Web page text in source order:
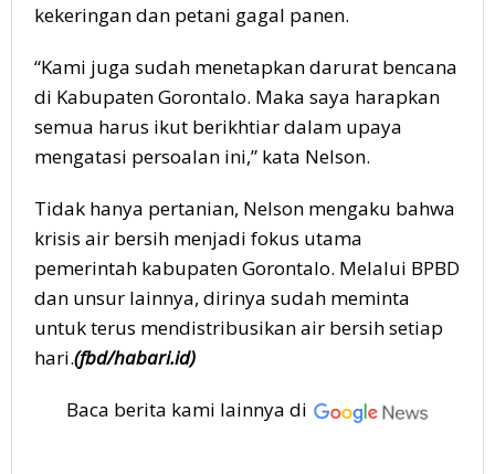
kekeringan dan petani gagal panen.
“Kami juga sudah menetapkan darurat bencana
di Kabupaten Gorontalo. Maka saya harapkan
semua harus ikut berikhtiar dalam upaya
mengatasi persoalan ini,” kata Nelson.
Tidak hanya pertanian, Nelson mengaku bahwa
krisis air bersih menjadi fokus utama
pemerintah kabupaten Gorontalo. Melalui BPBD
dan unsur lainnya, dirinya sudah meminta
untuk terus mendistribusikan air bersih setiap
hari.(fbd/habari.id)
Baca berita kami lainnya di